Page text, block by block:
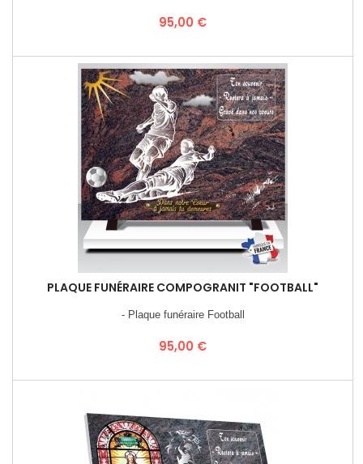
Prix
95,00 €
PLAQUE FUNÉRAIRE COMPOGRANIT "FOOTBALL"
- Plaque funéraire Football
Prix
95,00 €